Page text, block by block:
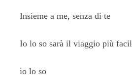
Insieme a me, senza di te
Io lo so sarà il viaggio più
io lo so